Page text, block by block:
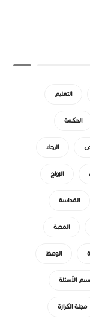
التعليم
الحكمة
الرجاء
الزواج
القداسة
المحبة
الوعظ
الأسئلة
مجلة الكرازة